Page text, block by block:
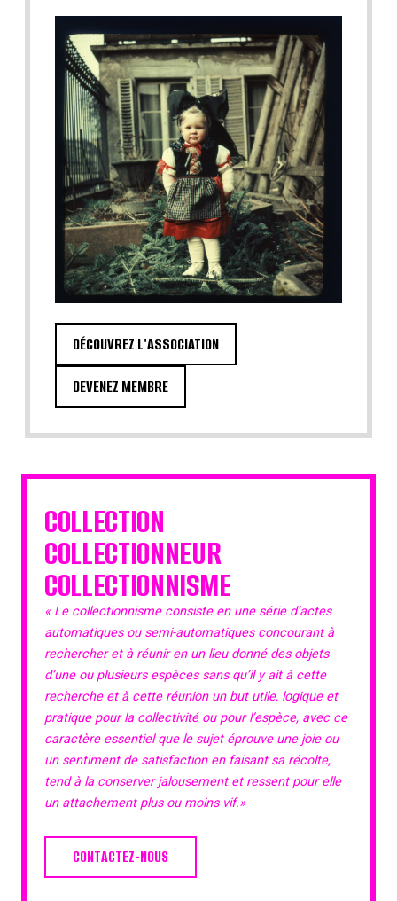
DÉCOUVREZ L'ASSOCIATION
DEVENEZ MEMBRE
COLLECTION
COLLECTIONNEUR
COLLECTIONNISME
« Le collectionnisme consiste en une série d’actes
automatiques ou semi-automatiques concourant à
rechercher et à réunir en un lieu donné des objets
d’une ou plusieurs espèces sans qu’il y ait à cette
recherche et à cette réunion un but utile, logique et
pratique pour la collectivité ou pour l’espèce, avec ce
caractère essentiel que le sujet éprouve une joie ou
un sentiment de satisfaction en faisant sa récolte,
tend à la conserver jalousement et ressent pour elle
un attachement plus ou moins vif.»
CONTACTEZ-NOUS